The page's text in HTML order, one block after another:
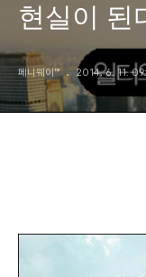
현실이 된
위한 힐링
페니웨이™ 2014. 6. 11.